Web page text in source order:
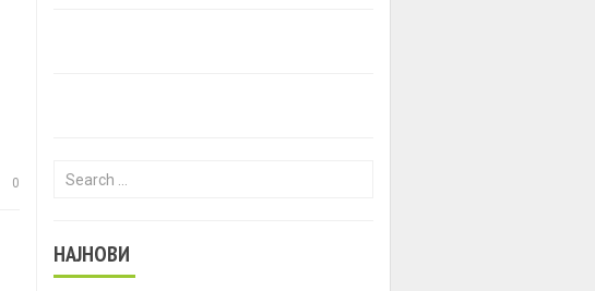
0
Search for:
НАЈНОВИ